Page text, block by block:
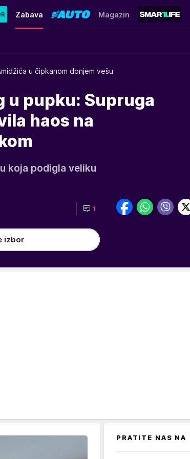
Zabava Magazin
u čipkanom donjem vešu
u pupku: Supruga
haos na
koja podigla veliku
1
izbor
PRATITE NAS NA